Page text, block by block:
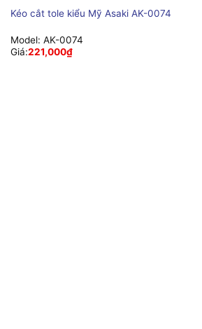
Kéo cắt tole kiểu Mỹ Asaki AK-0074
Model: AK-0074
Giá:221,000₫